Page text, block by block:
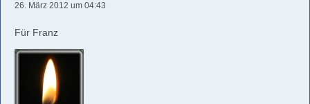
26. März 2012 um 04:43
Für Franz